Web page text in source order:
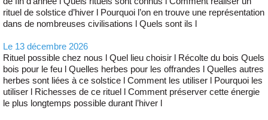
rituel de solstice d’hiver l Pourquoi l’on en trouve une représentation
dans de nombreuses civilisations l Quels sont ils l
Le 13 décembre 2026
Rituel possible chez nous l Quel lieu choisir l Récolte du bois Quels
bois pour le feu l Quelles herbes pour les offrandes l Quelles autres
herbes sont liées à ce solstice l Comment les utiliser l Pourquoi les
utiliser l Richesses de ce rituel l Comment préserver cette énergie
le plus longtemps possible durant l’hiver l